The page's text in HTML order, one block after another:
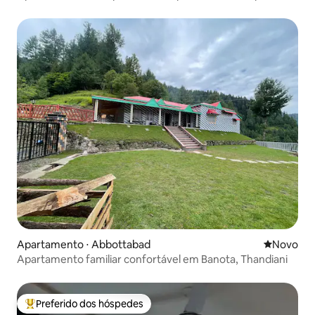
Apartamento ⋅ Abbottabad Novo
Novo
Apartamento familiar confortável em Banota, Thandiani
Entre os melhores preferidos dos hóspedes
Preferido dos hóspedes